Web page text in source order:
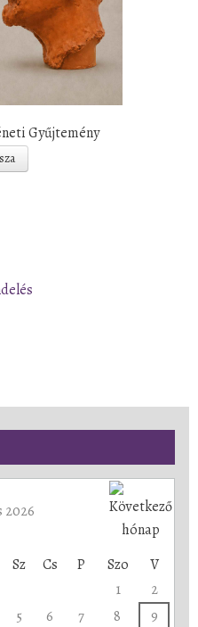
Gyűjtemény
2026
Sz Cs P Szo
V
1
2
5 6 7 8
9